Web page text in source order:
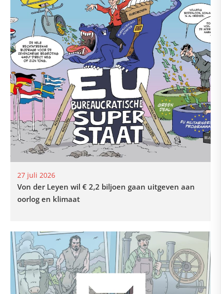
27 juli 2026
Von der Leyen wil € 2,2 biljoen gaan uitgeven aan
oorlog en klimaat